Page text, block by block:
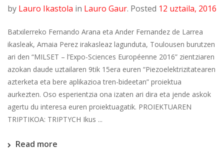
by Lauro Ikastola in Lauro Gaur. Posted 12 uztaila, 2016
Batxilerreko Fernando Arana eta Ander Fernandez de Larrea
ikasleak, Amaia Perez irakasleaz lagunduta, Toulousen burutzen
ari den “MILSET – l’Expo-Sciences Européenne 2016” zientziaren
azokan daude uztailaren 9tik 15era euren “Piezoelektrizitatearen
azterketa eta bere aplikazioa tren-bideetan” proiektua
aurkezten. Oso esperientzia ona izaten ari dira eta jende askok
agertu du interesa euren proiektuagatik. PROIEKTUAREN
TRIPTIKOA: TRIPTYCH Ikus ...
Read more